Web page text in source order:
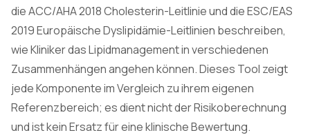
die ACC/AHA 2018 Cholesterin-Leitlinie und die ESC/EAS
2019 Europäische Dyslipidämie-Leitlinien beschreiben,
wie Kliniker das Lipidmanagement in verschiedenen
Zusammenhängen angehen können. Dieses Tool zeigt
jede Komponente im Vergleich zu ihrem eigenen
Referenzbereich; es dient nicht der Risikoberechnung
und ist kein Ersatz für eine klinische Bewertung.